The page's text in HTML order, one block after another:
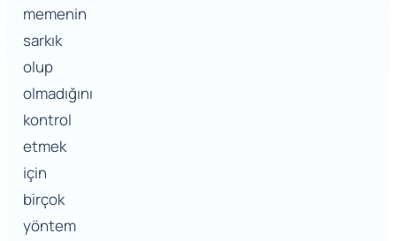
memenin
sarkık
olup
olmadığını
kontrol
etmek
için
birçok
yöntem